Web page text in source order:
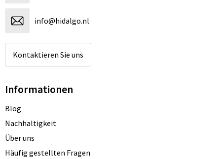
info@hidalgo.nl
Kontaktieren Sie uns
Informationen
Blog
Nachhaltigkeit
Über uns
Häufig gestellten Fragen